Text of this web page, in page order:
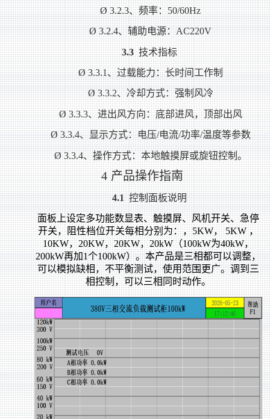
Ø 3.2.3、频率：50/60Hz
Ø 3.2.4、辅助电源：AC220V
3.3 技术指标
Ø 3.3.1、过载能力：长时间工作制
Ø 3.3.2、冷却方式：强制风冷
Ø 3.3.3、进出风方向：底部进风，顶部出风
Ø 3.3.4、显示方式：电压/电流/功率/温度等参数
Ø 3.3.4、操作方式：本地触摸屏或旋钮控制。
4 产品操作指南
4.1 控制面板说明
面板上设定多功能数显表、触摸屏、风机开关、急停
开关，阻性档位开关每相分别为：，5KW， 5KW ，
10KW，20KW，20KW，20kW（100kW为40kW，
200kW再加1个100kW）。本产品是三相都可以调整，
可以模拟缺相，不平衡测试，使用范围更广。调到三
相控制，可以三相同时动作。